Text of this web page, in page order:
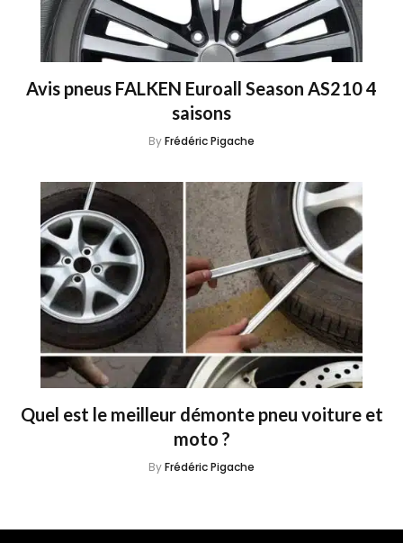
Avis pneus FALKEN Euroall Season AS210 4
saisons
ByFrédéric Pigache
Quel est le meilleur démonte pneu voiture et
moto ?
ByFrédéric Pigache